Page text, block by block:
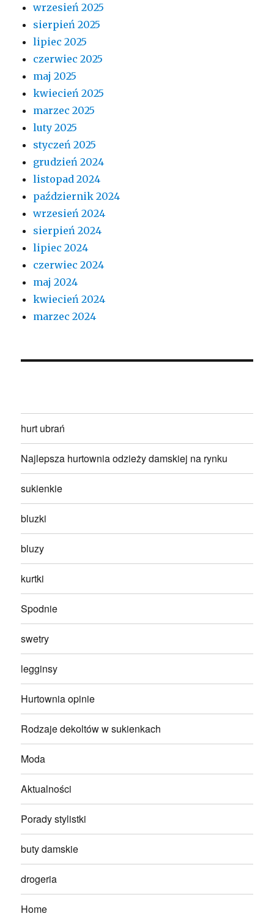
wrzesień 2025
sierpień 2025
lipiec 2025
czerwiec 2025
maj 2025
kwiecień 2025
marzec 2025
luty 2025
styczeń 2025
grudzień 2024
listopad 2024
październik 2024
wrzesień 2024
sierpień 2024
lipiec 2024
czerwiec 2024
maj 2024
kwiecień 2024
marzec 2024
hurt ubrań
Najlepsza hurtownia odzieży damskiej na rynku
sukienkie
bluzki
bluzy
kurtki
Spodnie
swetry
legginsy
Hurtownia opinie
Rodzaje dekoltów w sukienkach
Moda
Aktualności
Porady stylistki
buty damskie
drogeria
Home